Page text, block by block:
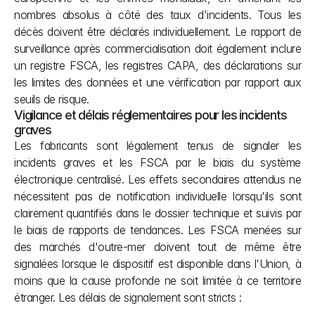
nombres absolus à côté des taux d'incidents. Tous les
décès doivent être déclarés individuellement. Le rapport de
surveillance après commercialisation doit également inclure
un registre FSCA, les registres CAPA, des déclarations sur
les limites des données et une vérification par rapport aux
seuils de risque.
Vigilance et délais réglementaires pour les incidents
graves
Les fabricants sont légalement tenus de signaler les
incidents graves et les FSCA par le biais du système
électronique centralisé. Les effets secondaires attendus ne
nécessitent pas de notification individuelle lorsqu'ils sont
clairement quantifiés dans le dossier technique et suivis par
le biais de rapports de tendances. Les FSCA menées sur
des marchés d'outre-mer doivent tout de même être
signalées lorsque le dispositif est disponible dans l'Union, à
moins que la cause profonde ne soit limitée à ce territoire
étranger. Les délais de signalement sont stricts :